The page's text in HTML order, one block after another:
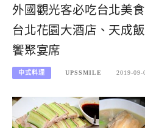
外國觀光客必吃台北美
台北花園大酒店、天成
饗聚宴席
中式料理 UPSSMILE 2019-09-